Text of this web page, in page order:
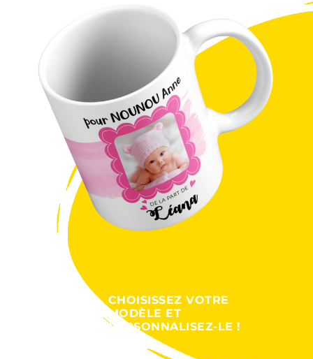
CHOISISSEZ VOTRE
MODÈLE ET
PERSONNALISEZ-LE !